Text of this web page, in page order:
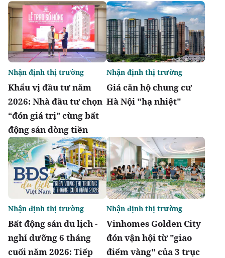
Khẩu vị đầu tư năm
2026: Nhà đầu tư chọn
“đón giá trị” cùng bất
động sản dòng tiền
Nhận định thị trường
Giá căn hộ chung cư
Hà Nội "hạ nhiệt"
Nhận định thị trường
Bất động sản du lịch -
nghỉ dưỡng 6 tháng
cuối năm 2026: Tiếp
Nhận định thị trường
Vinhomes Golden City
đón vận hội từ "giao
điểm vàng" của 3 trục
Nhận định thị trường